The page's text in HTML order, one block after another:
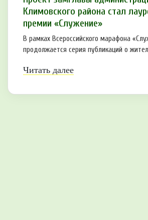
Климовского района стал
премии «Служение»
В рамках Всероссийского марафона
продолжается серия публикаций о
Читать далее